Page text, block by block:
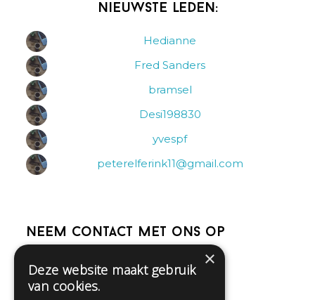
Nieuwste leden:
Hedianne
Fred Sanders
bramsel
Desi198830
yvespf
peterelferink11@gmail.com
Neem contact met ons op
Help
×
Deze website maakt gebruik
van cookies.